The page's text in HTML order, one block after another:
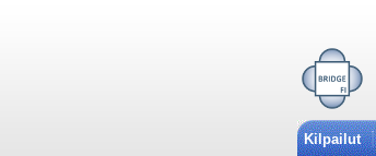
Kilpailut